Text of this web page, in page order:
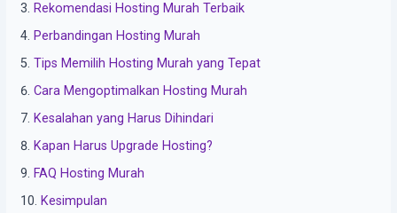
Rekomendasi Hosting Murah Terbaik
Perbandingan Hosting Murah
Tips Memilih Hosting Murah yang Tepat
Cara Mengoptimalkan Hosting Murah
Kesalahan yang Harus Dihindari
Kapan Harus Upgrade Hosting?
FAQ Hosting Murah
Kesimpulan